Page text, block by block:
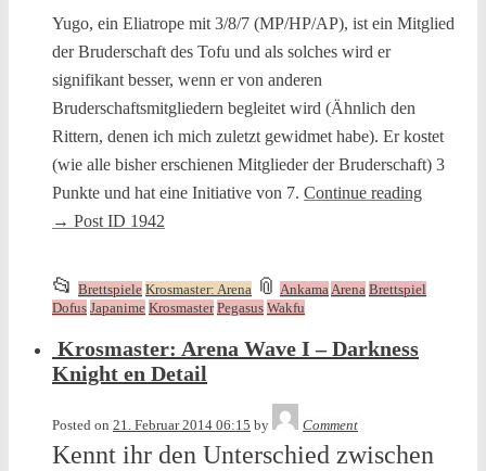
Yugo, ein Eliatrope mit 3/8/7 (MP/HP/AP), ist ein Mitglied
der Bruderschaft des Tofu und als solches wird er
signifikant besser, wenn er von anderen
Bruderschaftsmitgliedern begleitet wird (Ähnlich den
Rittern, denen ich mich zuletzt gewidmet habe). Er kostet
(wie alle bisher erschienen Mitglieder der Bruderschaft) 3
Punkte und hat eine Initiative von 7. Continue reading
→ Post ID 1942
📂 This
entry
posted
in
Brettspiele Krosmaster: Arena 📎 and
tagged
AnkamaArena Brettspiel
Dofus Japanime Krosmaster Pegasus Wakfu
Krosmaster: Arena Wave I – Darkness
Knight en Detail
Posted on 21. Februar 2014 06:15 by
Comment
Kennt ihr den Unterschied zwischen